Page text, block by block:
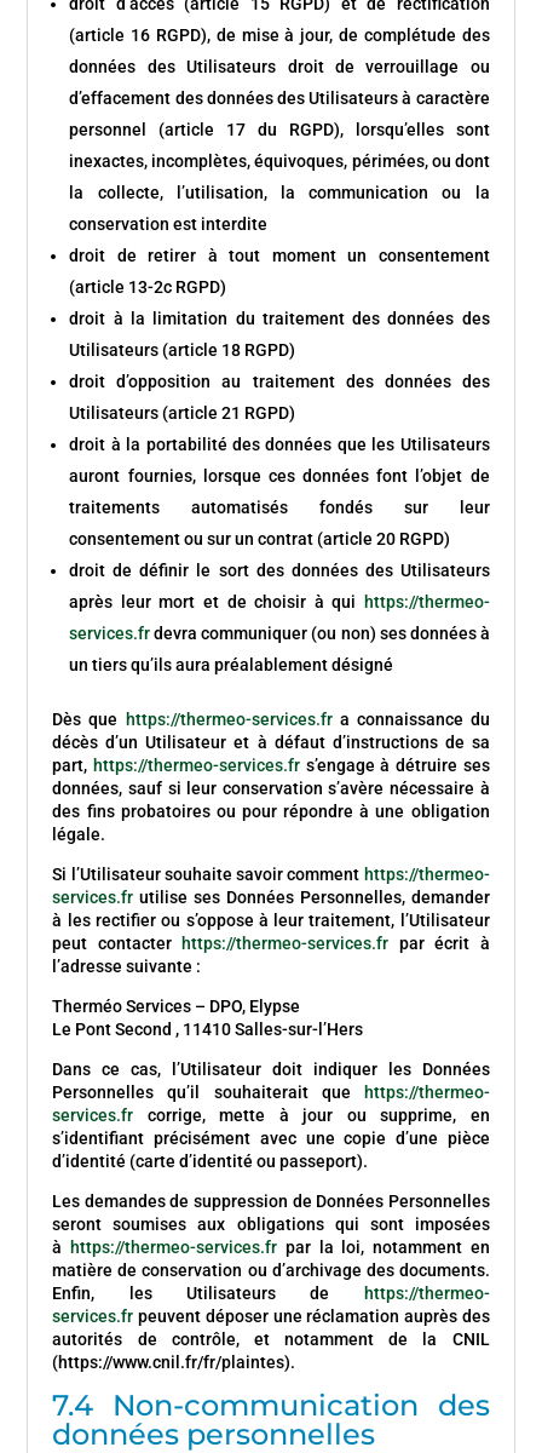
(article 16 RGPD), de mise à jour, de complétude des
données des Utilisateurs droit de verrouillage ou
d’effacement des données des Utilisateurs à caractère
personnel (article 17 du RGPD), lorsqu’elles sont
inexactes, incomplètes, équivoques, périmées, ou dont
la collecte, l’utilisation, la communication ou la
conservation est interdite
droit de retirer à tout moment un consentement
(article 13-2c RGPD)
droit à la limitation du traitement des données des
Utilisateurs (article 18 RGPD)
droit d’opposition au traitement des données des
Utilisateurs (article 21 RGPD)
droit à la portabilité des données que les Utilisateurs
auront fournies, lorsque ces données font l’objet de
traitements automatisés fondés sur leur
consentement ou sur un contrat (article 20 RGPD)
droit de définir le sort des données des Utilisateurs
après leur mort et de choisir à qui
https://thermeo-
services.fr devra communiquer (ou non) ses données à
un tiers qu’ils aura préalablement désigné
Dès que https://thermeo-services.fr a connaissance du
décès d’un Utilisateur et à défaut d’instructions de sa
part, https://thermeo-services.fr s’engage à détruire ses
données, sauf si leur conservation s’avère nécessaire à
des fins probatoires ou pour répondre à une obligation
légale.
Si l’Utilisateur souhaite savoir comment https://thermeo-
services.fr utilise ses Données Personnelles, demander
à les rectifier ou s’oppose à leur traitement, l’Utilisateur
peut contacter
https://thermeo-services.fr par écrit à
l’adresse suivante :
Therméo Services – DPO, Elypse
Le Pont Second , 11410 Salles-sur-l’Hers
Dans ce cas, l’Utilisateur doit indiquer les Données
Personnelles qu’il souhaiterait que
https://thermeo-
services.fr
corrige, mette à jour ou supprime, en
s’identifiant précisément avec une copie d’une pièce
d’identité (carte d’identité ou passeport).
Les demandes de suppression de Données Personnelles
seront soumises aux obligations qui sont imposées
à
https://thermeo-services.fr par la loi, notamment en
matière de conservation ou d’archivage des documents.
Enfin, les Utilisateurs de
https://thermeo-
services.fr peuvent déposer une réclamation auprès des
autorités de contrôle, et notamment de la CNIL
(https://www.cnil.fr/fr/plaintes).
7.4 Non-communication des
données personnelles